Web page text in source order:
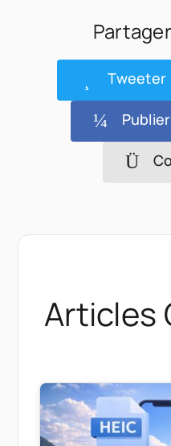
Tweeter
Publier
Articles